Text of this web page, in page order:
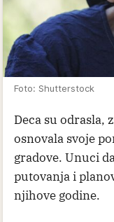
Foto: Shutterstock
Deca su odrasla,
osnovala svoje
gradove. Unuci
putovanja i
njihove godine.